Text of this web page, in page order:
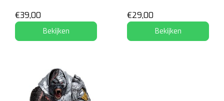
€39,00
Bekijken
€29,00
Bekijken